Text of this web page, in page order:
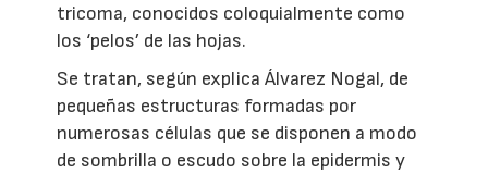
tricoma, conocidos coloquialmente como
los ‘pelos’ de las hojas.
Se tratan, según explica Álvarez Nogal, de
pequeñas estructuras formadas por
numerosas células que se disponen a modo
de sombrilla o escudo sobre la epidermis y